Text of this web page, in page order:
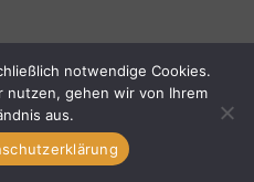
Impressum|
notwendige Cookies.
nutzen, gehen wir von Ihrem
aus.